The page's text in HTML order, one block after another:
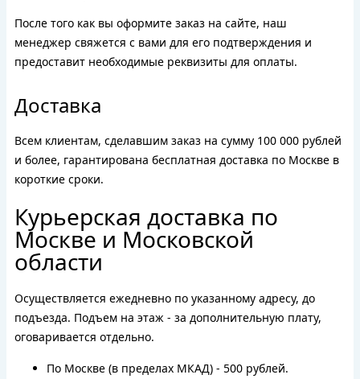
После того как вы оформите заказ на сайте, наш
менеджер свяжется с вами для его подтверждения и
предоставит необходимые реквизиты для оплаты.
Доставка
Всем клиентам, сделавшим заказ на сумму 100 000 рублей
и более, гарантирована бесплатная доставка по Москве в
короткие сроки.
Курьерская доставка по
Москве и Московской
области
Осуществляется ежедневно по указанному адресу, до
подъезда. Подъем на этаж - за дополнительную плату,
оговаривается отдельно.
По Москве (в пределах МКАД) - 500 рублей.